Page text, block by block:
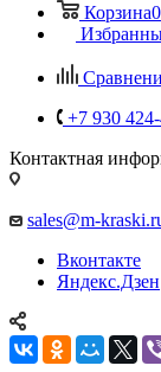
Корзина0
+7 930
Контактная
sales@m-
Вконтакте
Яндекс.Дзен